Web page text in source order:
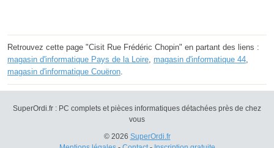
Retrouvez cette page "Cisit Rue Frédéric Chopin" en partant des liens :
magasin d'informatique Pays de la Loire magasin d'informatique 44
magasin d'informatique Couëron
SuperOrdi.fr : PC complets et pièces informatiques détachées près de chez
vous
© 2026 SuperOrdi.fr